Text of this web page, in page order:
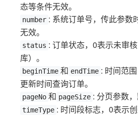
态等条件无效。
number : 系统订单号，传此参数
无效。
status : 订单状态，0表示未审
库）。
beginTime 和 endTime : 时间范
更新时间查询订单。
pageNo 和 pageSize : 分页参数
timeType : 时间段标志，0表示